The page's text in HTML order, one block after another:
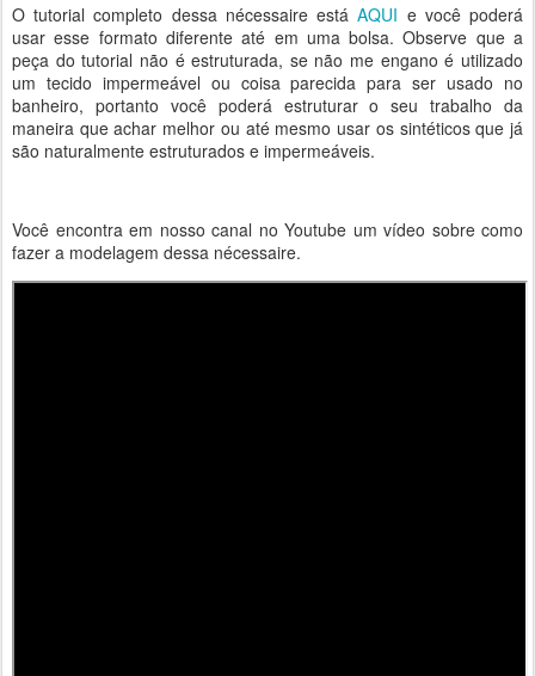
O tutorial completo dessa nécessaire estáAQUI e você poderá
usar esse formato diferente até em uma bolsa. Observe que a
peça do tutorial não é estruturada, se não me engano é utilizado
um tecido impermeável ou coisa parecida para ser usado no
banheiro, portanto você poderá estruturar o seu trabalho da
maneira que achar melhor ou até mesmo usar os sintéticos que já
são naturalmente estruturados e impermeáveis.
Você encontra em nosso canal no Youtube um vídeo sobre como
fazer a modelagem dessa nécessaire.